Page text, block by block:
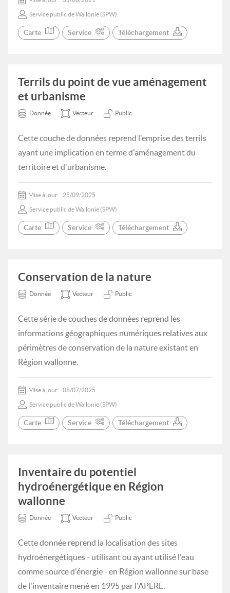
Service public de Wallonie (SPW)
Carte Service Téléchargement
Terrils du point de vue aménagement
et urbanisme
Donnée Vecteur Public
Cette couche de données reprend l'emprise des terrils
ayant une implication en terme d'aménagement du
territoire et d'urbanisme.
Mise à jour: 25/09/2025
Service public de Wallonie (SPW)
Carte Service Téléchargement
Conservation de la nature
Donnée Vecteur Public
Cette série de couches de données reprend les
informations géographiques numériques relatives aux
périmètres de conservation de la nature existant en
Région wallonne.
Mise à jour: 08/07/2025
Service public de Wallonie (SPW)
Carte Service Téléchargement
Inventaire du potentiel
hydroénergétique en Région
wallonne
Donnée Vecteur Public
Cette donnée reprend la localisation des sites
hydroénergétiques - utilisant ou ayant utilisé l'eau
comme source d'énergie - en Région wallonne sur base
de l'inventaire mené en 1995 par l'APERE.